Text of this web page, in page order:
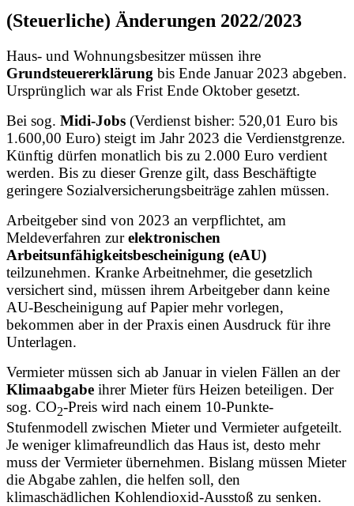
(Steuerliche) Änderungen 2022/2023
Haus- und Wohnungsbesitzer müssen ihre
Grundsteuererklärung bis Ende Januar 2023 abgeben.
Ursprünglich war als Frist Ende Oktober gesetzt.
Bei sog. Midi-Jobs (Verdienst bisher: 520,01 Euro bis
1.600,00 Euro) steigt im Jahr 2023 die Verdienstgrenze.
Künftig dürfen monatlich bis zu 2.000 Euro verdient
werden. Bis zu dieser Grenze gilt, dass Beschäftigte
geringere Sozialversicherungsbeiträge zahlen müssen.
Arbeitgeber sind von 2023 an verpflichtet, am
Meldeverfahren zurelektronischen
Arbeitsunfähigkeitsbescheinigung (eAU)
teilzunehmen. Kranke Arbeitnehmer, die gesetzlich
versichert sind, müssen ihrem Arbeitgeber dann keine
AU-Bescheinigung auf Papier mehr vorlegen,
bekommen aber in der Praxis einen Ausdruck für ihre
Unterlagen.
Vermieter müssen sich ab Januar in vielen Fällen an der
Klimaabgabe ihrer Mieter fürs Heizen beteiligen. Der
sog. CO2-Preis wird nach einem 10-Punkte-
Stufenmodell zwischen Mieter und Vermieter aufgeteilt.
Je weniger klimafreundlich das Haus ist, desto mehr
muss der Vermieter übernehmen. Bislang müssen Mieter
die Abgabe zahlen, die helfen soll, den
klimaschädlichen Kohlendioxid-Ausstoß zu senken.